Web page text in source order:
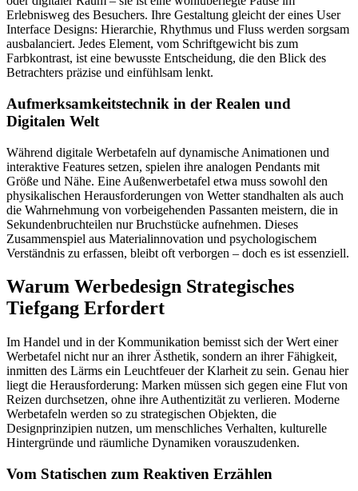
Erlebnisweg des Besuchers. Ihre Gestaltung gleicht der eines User
Interface Designs: Hierarchie, Rhythmus und Fluss werden sorgsam
ausbalanciert. Jedes Element, vom Schriftgewicht bis zum
Farbkontrast, ist eine bewusste Entscheidung, die den Blick des
Betrachters präzise und einfühlsam lenkt.
Aufmerksamkeitstechnik in der Realen und
Digitalen Welt
Während digitale Werbetafeln auf dynamische Animationen und
interaktive Features setzen, spielen ihre analogen Pendants mit
Größe und Nähe. Eine Außenwerbetafel etwa muss sowohl den
physikalischen Herausforderungen von Wetter standhalten als auch
die Wahrnehmung von vorbeigehenden Passanten meistern, die in
Sekundenbruchteilen nur Bruchstücke aufnehmen. Dieses
Zusammenspiel aus Materialinnovation und psychologischem
Verständnis zu erfassen, bleibt oft verborgen – doch es ist essenziell.
Warum Werbedesign Strategisches
Tiefgang Erfordert
Im Handel und in der Kommunikation bemisst sich der Wert einer
Werbetafel nicht nur an ihrer Ästhetik, sondern an ihrer Fähigkeit,
inmitten des Lärms ein Leuchtfeuer der Klarheit zu sein. Genau hier
liegt die Herausforderung: Marken müssen sich gegen eine Flut von
Reizen durchsetzen, ohne ihre Authentizität zu verlieren. Moderne
Werbetafeln werden so zu strategischen Objekten, die
Designprinzipien nutzen, um menschliches Verhalten, kulturelle
Hintergründe und räumliche Dynamiken vorauszudenken.
Vom Statischen zum Reaktiven Erzählen